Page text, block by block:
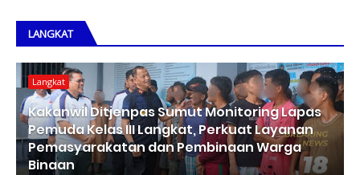
LANGKAT
Langkat
Kakanwil Ditjenpas Sumut Monitoring Lapas
Pemuda Kelas III Langkat, Perkuat Layanan
Pemasyarakatan dan Pembinaan Warga
Binaan